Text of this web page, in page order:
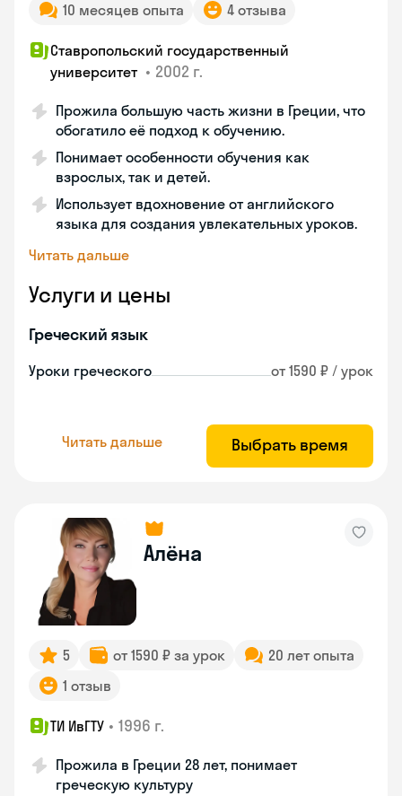
10 месяцев опыта
4 отзыва
Ставропольский государственный
университет • 2002 г.
Прожила большую часть жизни в Греции, что
обогатило её подход к обучению.
Понимает особенности обучения как
взрослых, так и детей.
Использует вдохновение от английского
языка для создания увлекательных уроков.
Читать дальше
Услуги и цены
Греческий язык
Уроки греческого от 1590 ₽ / урок
Читать дальше Выбрать время
Алёна
5 от 1590 ₽ за урок
20 лет опыта
1 отзыв
ТИ ИвГТУ • 1996 г.
Прожила в Греции 28 лет, понимает
греческую культуру